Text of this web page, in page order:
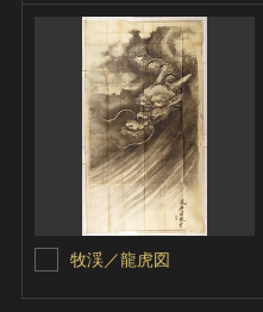
牧渓／龍虎図